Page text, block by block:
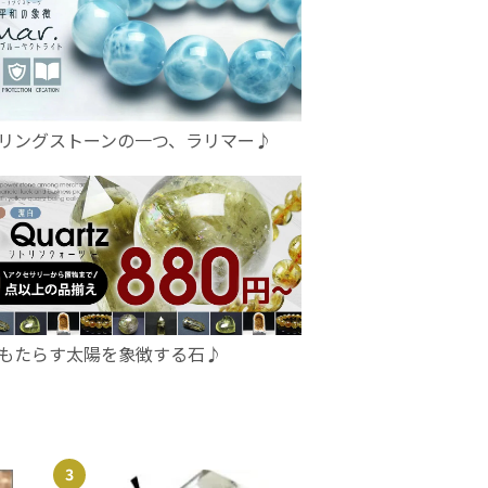
ングストーンの一つ、ラリマー♪
たらす太陽を象徴する石♪
3